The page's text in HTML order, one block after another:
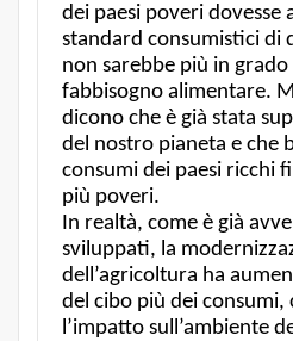
dei paesi poveri dovesse
standard consumistici di
non sarebbe più in
fabbisogno alimentare.
dicono che è già stata
del nostro pianeta e che
consumi dei paesi ricchi
più poveri.
In realtà, come è già
sviluppati, la
dell’agricoltura ha
del cibo più dei consumi,
l’impatto sull’ambiente